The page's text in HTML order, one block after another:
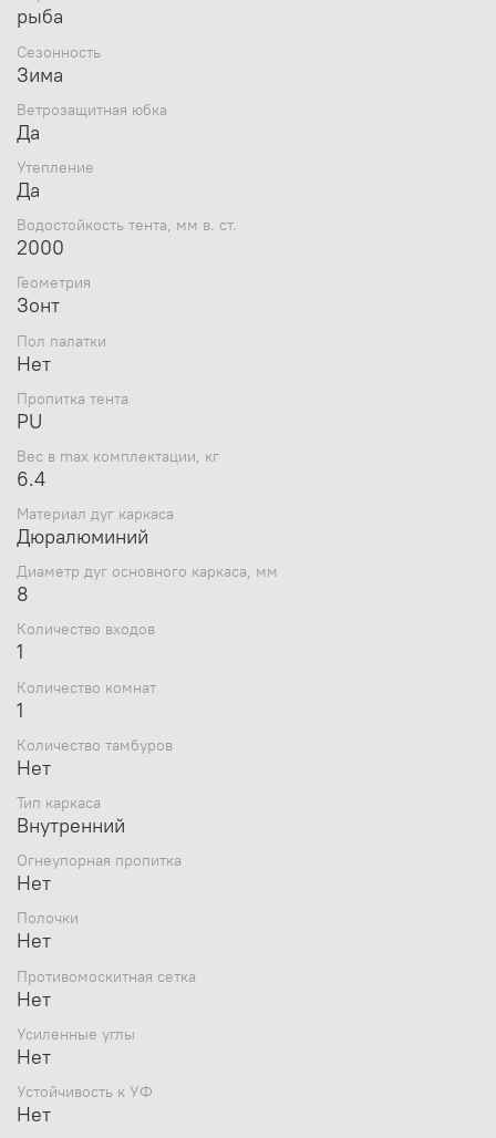
комплектующие выдержат сильные ветровые
Нижний слой палатки изготовлен из таффеты и
Широкая ветрозащитная юбка предотвращает
Пол и оттяжки не входят в комплект поставки;
небольшие рыболовные снасти;
***Внимание: цвет палатки может отличаться от
представленной на фотографии.
рыба
Сезонность
Зима
Ветрозащитная юбка
Да
Утепление
Да
Водостойкость тента, мм в. ст.
2000
Геометрия
Зонт
Пол палатки
Нет
Пропитка тента
PU
Вес в max комплектации, кг
6.4
Материал дуг каркаса
Дюралюминий
Диаметр дуг основного каркаса, мм
8
Количество входов
1
Количество комнат
1
Количество тамбуров
Нет
Тип каркаса
Внутренний
Огнеупорная пропитка
Нет
Полочки
Нет
Противомоскитная сетка
Нет
Усиленные углы
Нет
Устойчивость к УФ
Нет